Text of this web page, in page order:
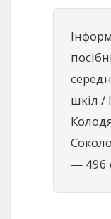
шкіл /
— 496